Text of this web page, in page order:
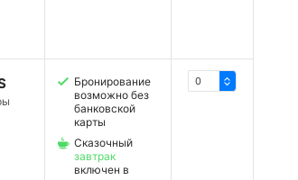
Бронирование
возможно без
банковской
карты
Сказочный
завтрак
включен в